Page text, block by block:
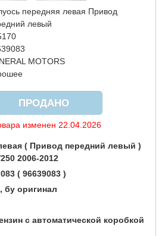
передняя левая Привод
левый
MOTORS
ПРОДАНО
изменен 22.04.2026
( Привод передний левый )
2006-2012
( 96639083 )
бу оригинал
с автоматической коробкой